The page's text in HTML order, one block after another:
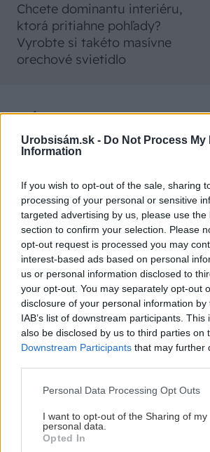
Urobsisám.sk - Do Not Process My
Information
If you wish to opt-out of the sale, sharing
processing of your personal or sensitive
targeted advertising by us, please use the
section to confirm your selection. Please
opt-out request is processed you may
interest-based ads based on personal
us or personal information disclosed to
your opt-out. You may separately opt-out
disclosure of your personal information
IAB’s list of downstream participants.
also be disclosed by us to third parties on
Downstream Participants that may further
Please note that this website/app uses
not limited to your visit or usage
grant or deny consent to Google and its
use your data for below specified
Personal Data Processing Opt Outs
I want to opt-out of the Sharing of my
personal data.
Opted In
Chcete dominantu interiéru,
ktorá pritiahne pohľady?
Vyrobte si takéto masívne
orechové svietidlo
ZÁHRADA
5 trvaliek s
panašovanými listami,
ktoré dodajú vášmu
záhonu celosezónny
šmrnc
ktoré
deň